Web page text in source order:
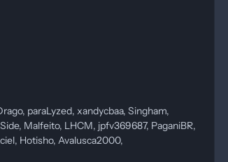
paraLyzed, xandycbaa, Singham,
Malfeito, LHCM, jpfv369687, PaganiBR,
Hotisho, Avalusca2000,